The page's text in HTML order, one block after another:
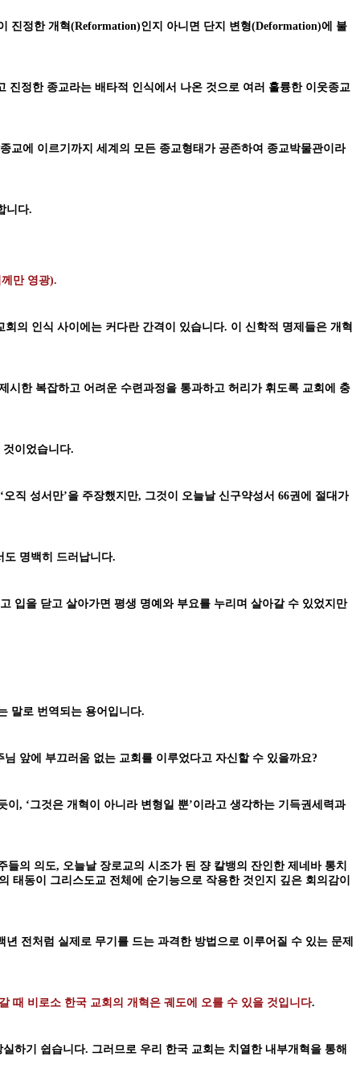
진정한 개혁(Reformation)인지 아니면 단지 변형(Deformation)에 불
진정한 종교라는 배타적 인식에서 나온 것으로 여러 훌륭한 이웃종교
교에 이르기까지 세계의 모든 종교형태가 공존하여 종교박물관이라
니다.
만 영광).
의 인식 사이에는 커다란 간격이 있습니다. 이 신학적 명제들은 개혁
한 복잡하고 어려운 수련과정을 통과하고 허리가 휘도록 교회에 충
이었습니다.
직 성서만’을 주장했지만, 그것이 오늘날 신구약성서 66권에 절대가
명백히 드러납니다.
입을 닫고 살아가면 평생 명예와 부요를 누리며 살아갈 수 있었지만
말로 번역되는 용어입니다.
앞에 부끄러움 없는 교회를 이루었다고 자신할 수 있을까요?
, ‘그것은 개혁이 아니라 변형일 뿐’이라고 생각하는 기득권세력과
의 의도, 오늘날 장로교의 시조가 된 쟝 칼뱅의 잔인한 제네바 통치
동이 그리스도교 전체에 순기능으로 작용한 것인지 깊은 회의감이
전처럼 실제로 무기를 드는 과격한 방법으로 이루어질 수 있는 문제
때 비로소 한국 교회의 개혁은 궤도에 오를 수 있을 것입니다.
하기 쉽습니다. 그러므로 우리 한국 교회는 치열한 내부개혁을 통해